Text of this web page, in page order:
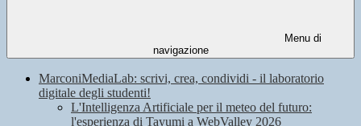
Menu di
navigazione
MarconiMediaLab: scrivi, crea, condividi - il laboratorio
digitale degli studenti!
L'Intelligenza Artificiale per il meteo del futuro:
l'esperienza di Tayumi a WebValley 2026